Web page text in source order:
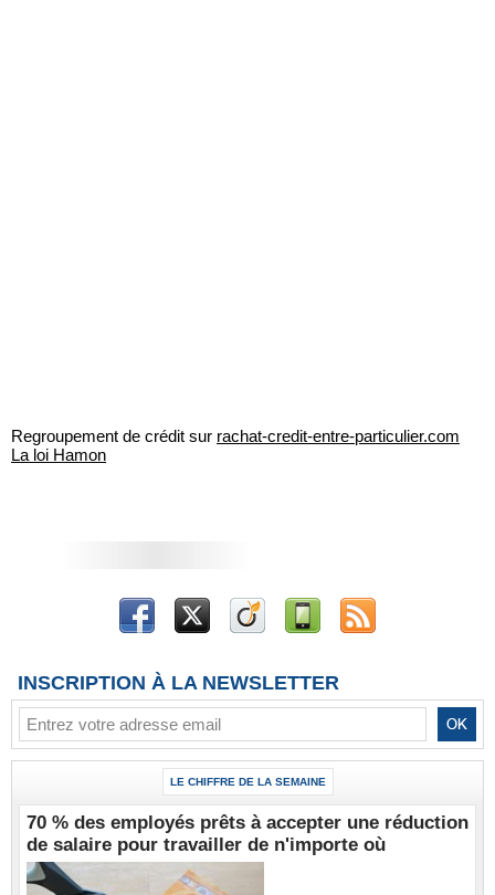
Regroupement de crédit sur rachat-credit-entre-particulier.com
La loi Hamon
INSCRIPTION À LA NEWSLETTER
LE CHIFFRE DE LA SEMAINE
70 % des employés prêts à accepter une réduction
de salaire pour travailler de n'importe où